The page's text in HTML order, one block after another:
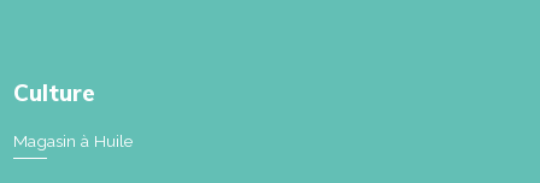
Culture
Magasin à Huile